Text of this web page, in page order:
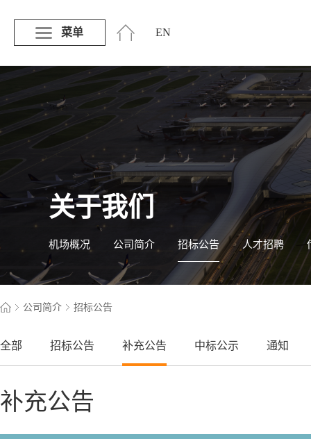
菜单 EN
关于我们
机场概况 公司简介 招标公告 人才招聘
公司简介 招标公告
全部 招标公告 补充公告 中标公示 通知
补充公告